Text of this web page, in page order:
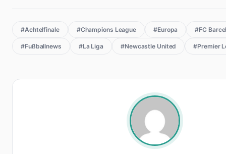
#Achtelfinale #Champions League #Europa #FC
#Fußballnews #La Liga #Newcastle United #Premier